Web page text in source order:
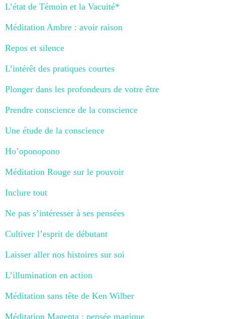
L’état de Témoin et la Vacuité*
Méditation Ambre : avoir raison
Repos et silence
L’intérêt des pratiques courtes
Plonger dans les profondeurs de votre être
Prendre conscience de la conscience
Une étude de la conscience
Ho’oponopono
Méditation Rouge sur le pouvoir
Inclure tout
Ne pas s’intéresser à ses pensées
Cultiver l’esprit de débutant
Laisser aller nos histoires sur soi
L’illumination en action
Méditation sans tête de Ken Wilber
Méditation Magenta : pensée magique